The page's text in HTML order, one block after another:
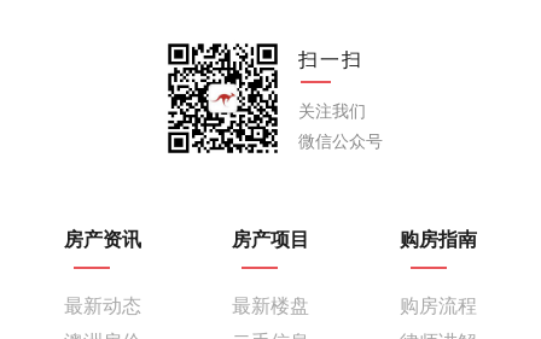
扫一扫
关注我们
微信公众号
房产资讯
最新动态
房产项目
最新楼盘
购房指南
购房流程